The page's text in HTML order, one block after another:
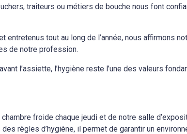
traiteurs ou métiers de bouche nous font
entretenus tout au long de l’année, nous affirmons
de notre profession.
l’assiette, l’hygiène reste l’une des valeurs
froide chaque jeudi et de notre salle
règles d’hygiène, il permet de garantir un